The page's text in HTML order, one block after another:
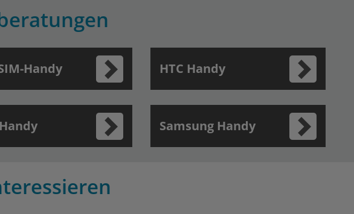
Handy HTC Handy
Samsung Handy